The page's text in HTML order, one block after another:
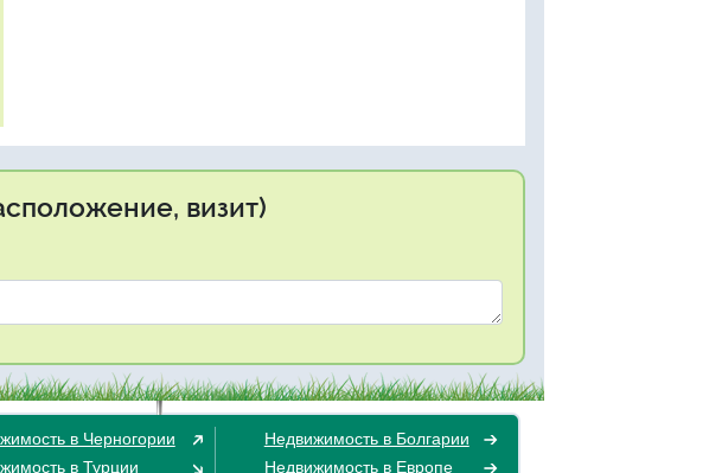
визит)
в Черногории
в Турции
Недвижимость в Болгарии
Недвижимость в Европе